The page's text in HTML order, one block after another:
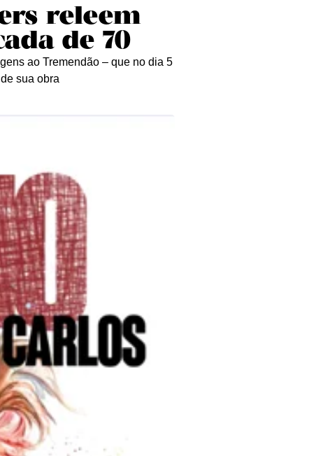
releem
de 70
ao Tremendão – que no dia 5
sua obra